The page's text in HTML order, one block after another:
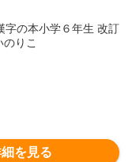
字の本小学６年生 改訂
のりこ
を見る